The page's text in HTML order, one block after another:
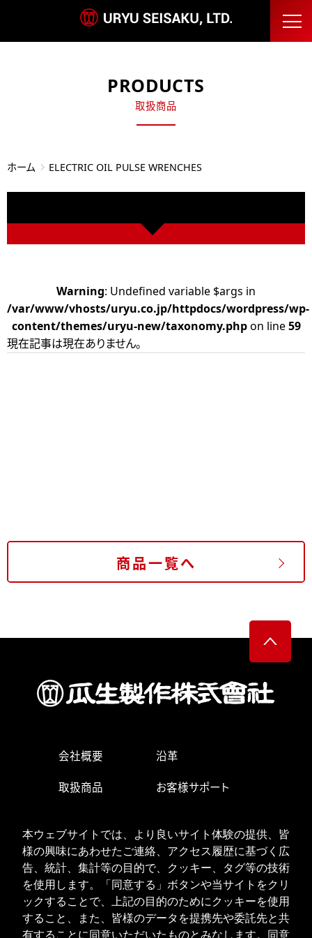
本ウェブサイトでは、より良いサイト体験の提供、皆
様の興味にあわせたご連絡、アクセス履歴に基づく広
告、統計、集計等の目的で、クッキー、タグ等の技術
を使用します。「同意する」ボタンや当サイトをクリ
ックすることで、上記の目的のためにクッキーを使用
すること、また、皆様のデータを提携先や委託先と共
有することに同意いただいたものとみなします。同意
PRODUCTS
取扱商品
ホーム ELECTRIC OIL PULSE WRENCHES
Warning: Undefined variable $args in
/var/www/vhosts/uryu.co.jp/httpdocs/wordpress/wp-
content/themes/uryu-new/taxonomy.phpon line59
現在記事は現在ありません。
商品一覧へ
会社概要 沿革
取扱商品 お客様サポート
お問い合わせ
ISOへの取り組み
個人情報の取り扱い
クッキーポリシー